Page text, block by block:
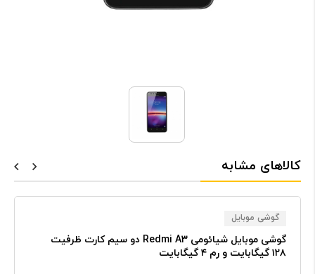
کالاهای مشابه
گوشی موبایل
گوشی موبایل شیائومی Redmi A۳ دو سیم کارت ظرفیت
۱۲۸ گیگابایت و رم ۴ گیگابایت